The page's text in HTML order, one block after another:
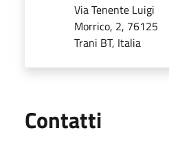
Via Tenente Luigi
Morrico, 2, 76125
Trani BT, Italia
Contatti